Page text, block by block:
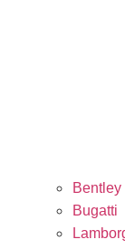
Bentley
Bugatti